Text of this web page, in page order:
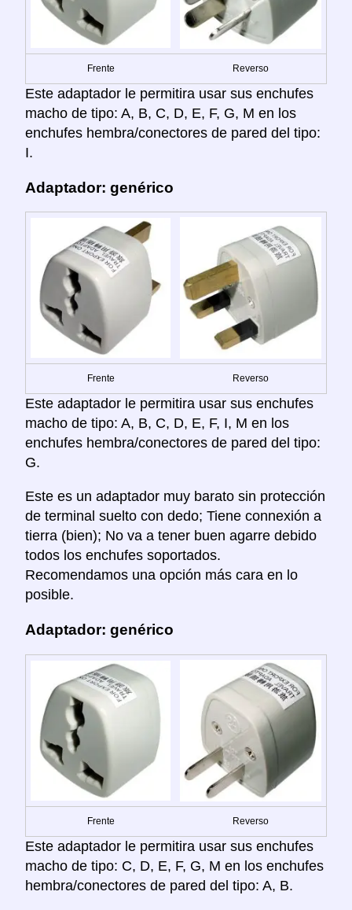
Frente Reverso
Este adaptador le permitira usar sus enchufes
macho de tipo: A, B, C, D, E, F, G, M en los
enchufes hembra/conectores de pared del tipo:
I.
Adaptador: genérico
Frente Reverso
Este adaptador le permitira usar sus enchufes
macho de tipo: A, B, C, D, E, F, I, M en los
enchufes hembra/conectores de pared del tipo:
G.
Este es un adaptador muy barato sin protección
de terminal suelto con dedo; Tiene connexión a
tierra (bien); No va a tener buen agarre debido
todos los enchufes soportados.
Recomendamos una opción más cara en lo
posible.
Adaptador: genérico
Frente Reverso
Este adaptador le permitira usar sus enchufes
macho de tipo: C, D, E, F, G, M en los enchufes
hembra/conectores de pared del tipo: A, B.